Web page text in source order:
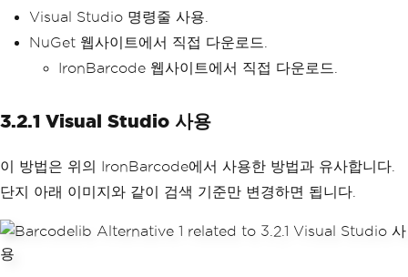
Visual Studio 명령줄 사용.
NuGet 웹사이트에서 직접 다운로드.
IronBarcode 웹사이트에서 직접 다운로드.
3.2.1 Visual Studio 사용
이 방법은 위의 IronBarcode에서 사용한 방법과 유사합니다.
단지 아래 이미지와 같이 검색 기준만 변경하면 됩니다.